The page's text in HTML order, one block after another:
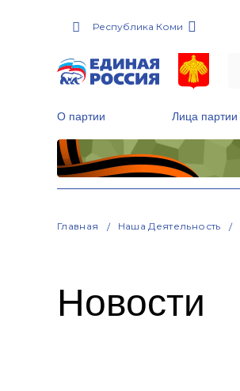
Республика Коми
О партии Лица партии
Главная Наша Деятельность
Новости